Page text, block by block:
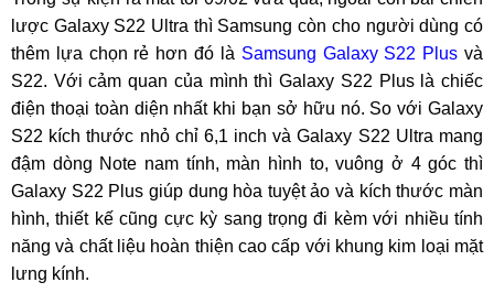
lược Galaxy S22 Ultra thì Samsung còn cho người dùng có
thêm lựa chọn rẻ hơn đó là Samsung Galaxy S22 Plus và
S22. Với cảm quan của mình thì Galaxy S22 Plus là chiếc
điện thoại toàn diện nhất khi bạn sở hữu nó. So với Galaxy
S22 kích thước nhỏ chỉ 6,1 inch và Galaxy S22 Ultra mang
đậm dòng Note nam tính, màn hình to, vuông ở 4 góc thì
Galaxy S22 Plus giúp dung hòa tuyệt ảo và kích thước màn
hình, thiết kế cũng cực kỳ sang trọng đi kèm với nhiều tính
năng và chất liệu hoàn thiện cao cấp với khung kim loại mặt
lưng kính.